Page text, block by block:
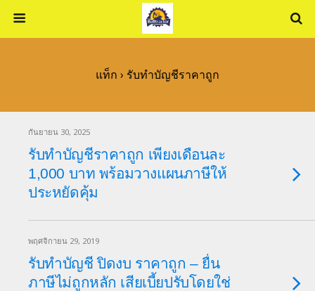
แท็ก › รับทำบัญชีราคาถูก
กันยายน 30, 2025
รับทำบัญชีราคาถูก เพียงเดือนละ
1,000 บาท พร้อมวางแผนภาษีให้
ประหยัดคุ้ม
พฤศจิกายน 29, 2019
รับทำบัญชี ปิดงบ ราคาถูก – ยื่น
ภาษีไม่ถูกหลัก เสียเบี้ยปรับโดยใช่